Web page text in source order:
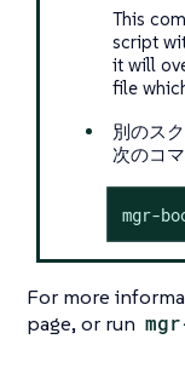
This
script
it will
file
別のス
次のコ
mgr-
For more
page, or run